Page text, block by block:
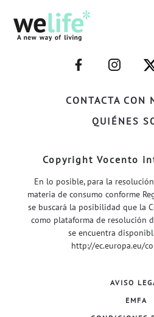
CONTACTA CON
QUIÉNES
–
FACEBOOK–
–
–
Copyright Vocento
En lo posible, para la
materia de consumo conforme
se buscará la posibilidad que la
como plataforma de resolución
se encuentra
http://ec.europa.eu/
AVISO
EMFA